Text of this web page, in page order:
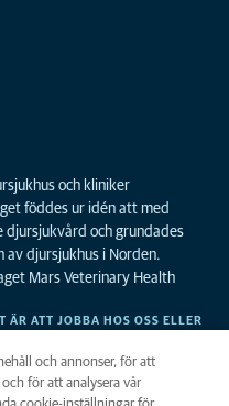
och kliniker
föddes ur idén att med
djursjukvård och grundades
av djursjukhus i Norden.
Mars Veterinary Health
ÄR ATT JOBBA HOS OSS ELLER
och annonser, för att
för att analysera vår